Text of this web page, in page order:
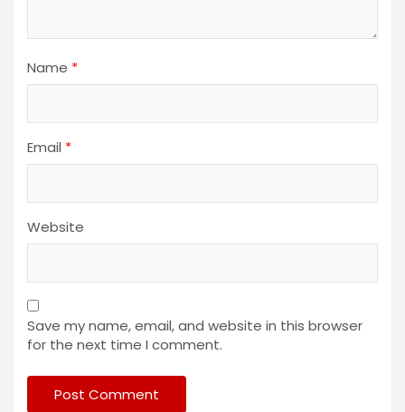
Name *
Email *
Website
Save my name, email, and website in this browser
for the next time I comment.